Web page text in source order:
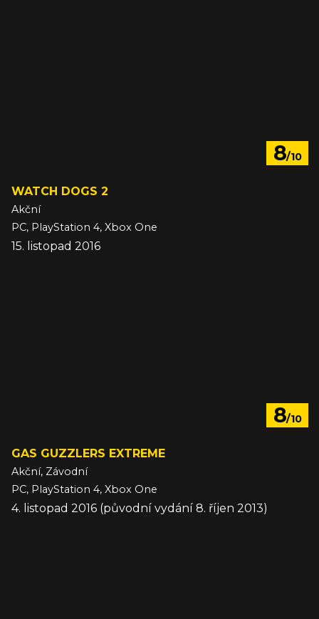
8/10
WATCH DOGS 2
Akční
PC, PlayStation 4, Xbox One
15. listopad 2016
8/10
GAS GUZZLERS EXTREME
Akční, Závodní
PC, PlayStation 4, Xbox One
4. listopad 2016 (původní vydání 8. říjen 2013)